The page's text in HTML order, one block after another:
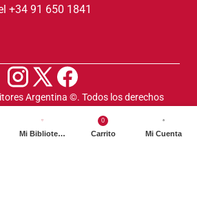
+34 91 650 1841
Argentina ©️. Todos los derechos
Mi Biblioteca
0
Carrito Mi Cuenta